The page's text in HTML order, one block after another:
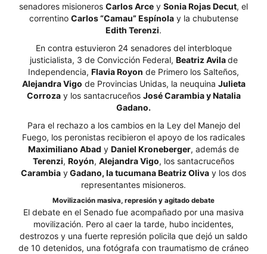
senadores misioneros Carlos Arce y Sonia Rojas Decut, el
correntino Carlos “Camau” Espínolay la chubutense
Edith Terenzi.
En contra estuvieron 24 senadores del interbloque
justicialista, 3 de Convicción Federal, Beatriz Avilade
Independencia, Flavia Royon de Primero los Salteños,
Alejandra Vigo de Provincias Unidas, la neuquina Julieta
Corrozay los santacruceños José Carambia y Natalia
Gadano.
Para el rechazo a los cambios en la Ley del Manejo del
Fuego, los peronistas recibieron el apoyo de los radicales
Maximiliano Abad y Daniel Kroneberger, además de
Terenzi, Royón, Alejandra Vigo, los santacruceños
Carambia yGadano, la tucumana Beatriz Oliva y los dos
representantes misioneros.
Movilización masiva, represión y agitado debate
El debate en el Senado fue acompañado por una masiva
movilización. Pero al caer la tarde, hubo incidentes,
destrozos y una fuerte represión policila que dejó un saldo
de 10 detenidos, una fotógrafa con traumatismo de cráneo